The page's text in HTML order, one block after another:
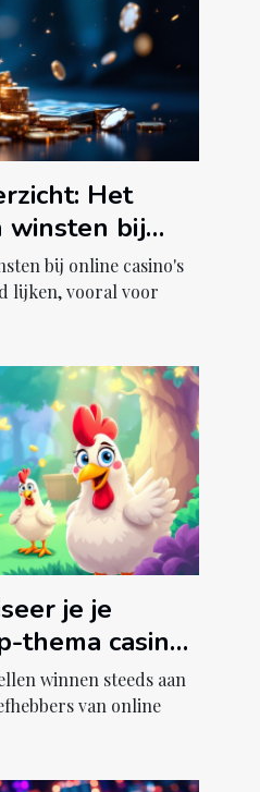
Het
winsten bij
bij online casino's
lijken, vooral voor
je je
thema casino
winnen steeds aan
van online